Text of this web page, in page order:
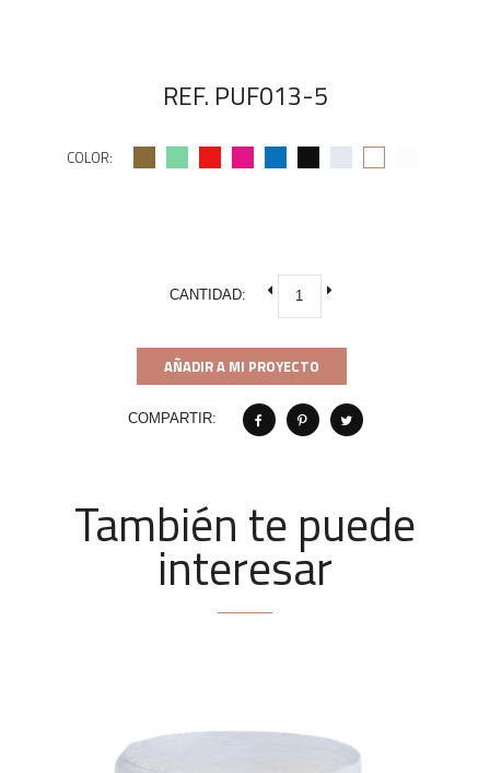
REF. PUF013-5
COLOR:
CANTIDAD:
AÑADIR A MI PROYECTO
COMPARTIR:
También te puede
interesar